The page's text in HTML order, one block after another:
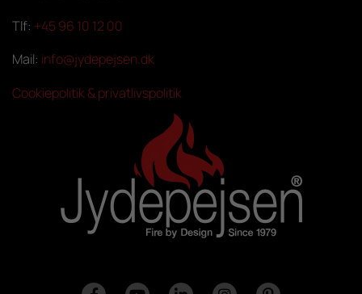
Tlf: +45 96 10 12 00
Mail: info@jydepejsen.dk
Cookiepolitik & privatlivspolitik